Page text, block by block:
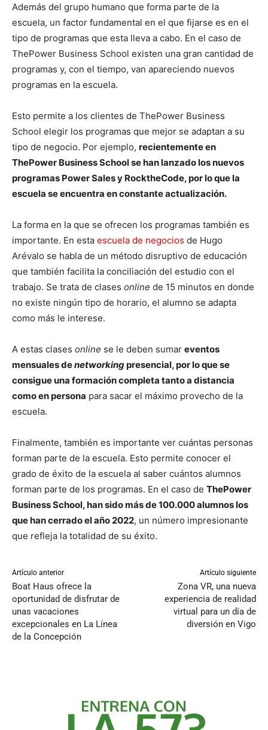
Además del grupo humano que forma parte de la
escuela, un factor fundamental en el que fijarse es en el
tipo de programas que esta lleva a cabo. En el caso de
ThePower Business School existen una gran cantidad de
programas y, con el tiempo, van apareciendo nuevos
programas en la escuela.
Esto permite a los clientes de ThePower Business
School elegir los programas que mejor se adaptan a su
tipo de negocio. Por ejemplo, recientemente en
ThePower Business School se han lanzado los nuevos
programas Power Sales y RocktheCode, por lo que la
escuela se encuentra en constante actualización.
La forma en la que se ofrecen los programas también es
importante. En esta escuela de negocios de Hugo
Arévalo se habla de un método disruptivo de educación
que también facilita la conciliación del estudio con el
trabajo. Se trata de clases online de 15 minutos en donde
no existe ningún tipo de horario, el alumno se adapta
como más le interese.
A estas clases online se le deben sumar eventos
mensuales denetworkingpresencial, por lo que se
consigue una formación completa tanto a distancia
como en persona para sacar el máximo provecho de la
escuela.
Finalmente, también es importante ver cuántas personas
forman parte de la escuela. Esto permite conocer el
grado de éxito de la escuela al saber cuántos alumnos
forman parte de los programas. En el caso de ThePower
Business School, han sido más de 100.000 alumnos los
que han cerrado el año 2022, un número impresionante
que refleja la totalidad de su éxito.
Artículo anterior
Boat Haus ofrece la
oportunidad de disfrutar de
unas vacaciones
excepcionales en La Línea
de la Concepción
Artículo siguiente
Zona VR, una nueva
experiencia de realidad
virtual para un día de
diversión en Vigo